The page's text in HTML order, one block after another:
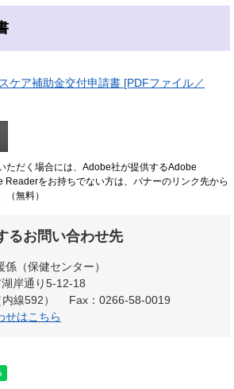
ケア補助金交付申請書 [PDFファイル／
ただく場合には、Adobe社が提供するAdobe
Readerをお持ちでない方は、バナーのリンク先から
無料）
るお問い合わせ先
係（保健センター）
岸通り5-12-18
線592）
Fax：0266-58-0019
せはこちら